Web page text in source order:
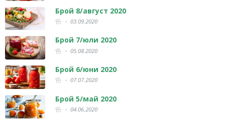
Брой 8/август 2020
03.09.2020
Брой 7/юли 2020
05.08.2020
Брой 6/юни 2020
07.07.2020
Брой 5/май 2020
04.06.2020